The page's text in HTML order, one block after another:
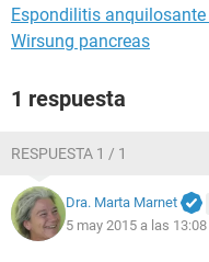
Espondilitis
Wirsung pancreas
1 respuesta
RESPUESTA 1 / 1
Dra. Marta Marnet
5 may 2015 a las 13:08